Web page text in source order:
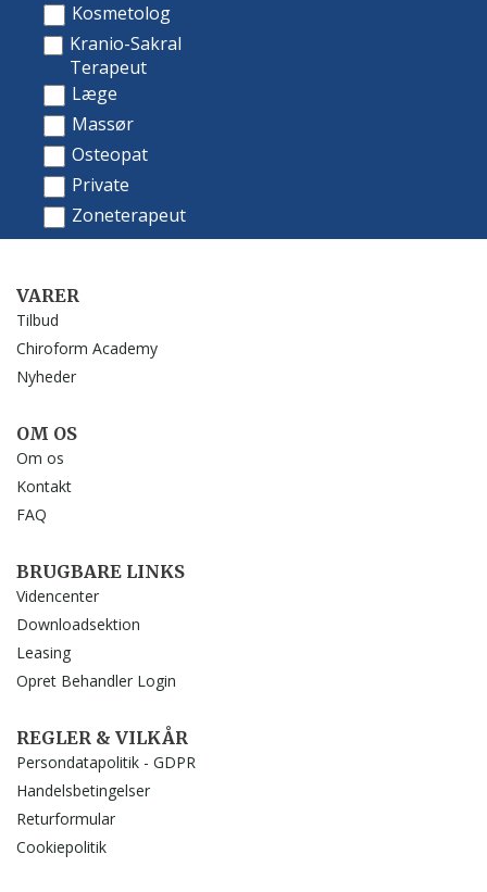
VARER
Tilbud
Chiroform Academy
Nyheder
OM OS
Om os
Kontakt
FAQ
BRUGBARE LINKS
Videncenter
Downloadsektion
Leasing
Opret Behandler Login
REGLER & VILKÅR
Persondatapolitik - GDPR
Handelsbetingelser
Returformular
Cookiepolitik